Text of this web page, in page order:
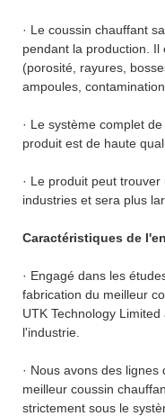
· Le coussin chauffant
pendant la production.
(porosité, rayures,
ampoules,
· Le système complet
produit est de haute
· Le produit peut
industries et sera plus
Caractéristiques de
· Engagé dans les
fabrication du meilleur
UTK Technology
l'industrie.
· Nous avons des
meilleur coussin
strictement sous le